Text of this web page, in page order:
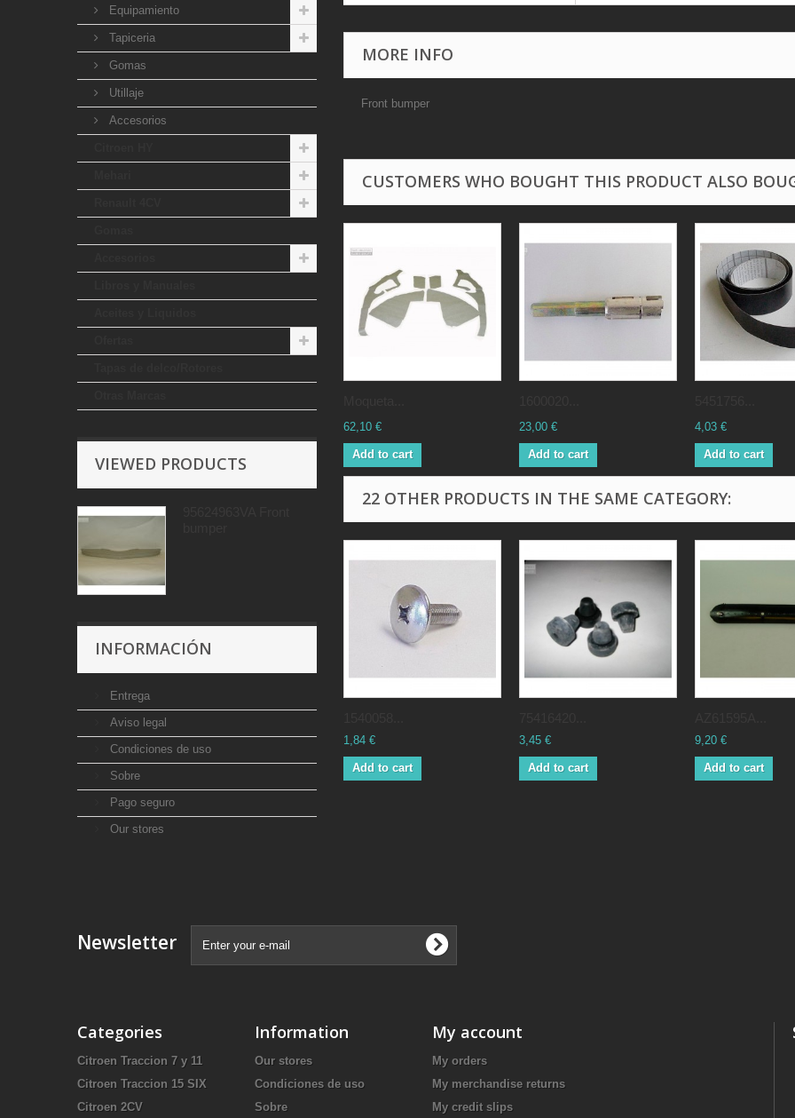
Equipamiento
Tapiceria
Gomas
Utillaje
Accesorios
VIEWED PRODUCTS
INFORMACIÓN
Entrega
Aviso legal
Condiciones de uso
Sobre
Pago seguro
Our stores
MORE INFO
Front bumper
CUSTOMERS WHO BOUGHT THIS PRODUCT ALSO
62,10 €
Add to cart
23,00 €
Add to cart
4,03 €
Add to cart
22 OTHER PRODUCTS IN THE SAME CATEGORY:
1,84 €
Add to cart
3,45 €
Add to cart
9,20 €
Add to cart
Newsletter
Categories
Citroen Traccion 7 y 11
Citroen Traccion 15 SIX
Citroen 2CV
Information
Our stores
Condiciones de uso
Sobre
My account
My orders
My merchandise returns
My credit slips